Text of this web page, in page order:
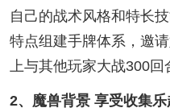
自己的战术风格和特长
特点组建手牌体系，邀
上与其他玩家大战300回
2、魔兽背景 享受收集乐